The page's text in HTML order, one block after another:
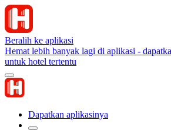
Beralih ke aplikasi
Hemat lebih banyak lagi di aplikasi -
untuk hotel tertentu
Dapatkan aplikasinya